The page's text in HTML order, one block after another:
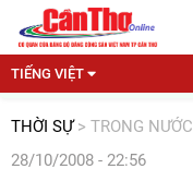
TIẾNG VIỆT
THỜI SỰ > TRONG NƯỚC
28/10/2008 - 22:56